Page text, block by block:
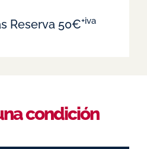
Reserva 50€+iva
condición